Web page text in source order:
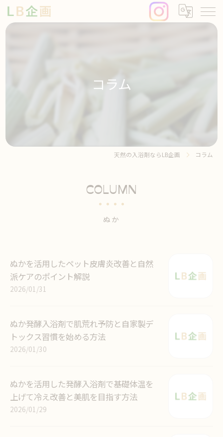
コラム
天然の入浴剤ならLB企画 コラム
COLUMN
ぬか
ぬかを活用したペット皮膚炎改善と自然
派ケアのポイント解説
2026/01/31
ぬか発酵入浴剤で肌荒れ予防と自家製デ
トックス習慣を始める方法
2026/01/30
ぬかを活用した発酵入浴剤で基礎体温を
上げて冷え改善と美肌を目指す方法
2026/01/29